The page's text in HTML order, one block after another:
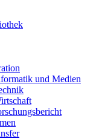
und Medien